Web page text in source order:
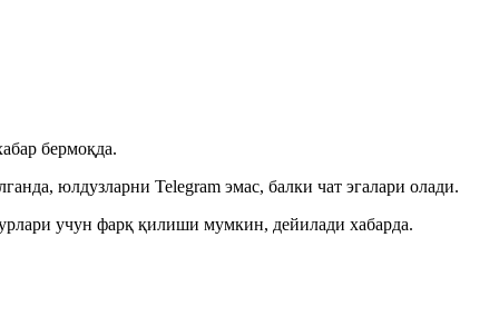
бермоқда.
юлдузларни Telegram эмас, балки чат эгалари олади.
учун фарқ қилиши мумкин, дейилади хабарда.